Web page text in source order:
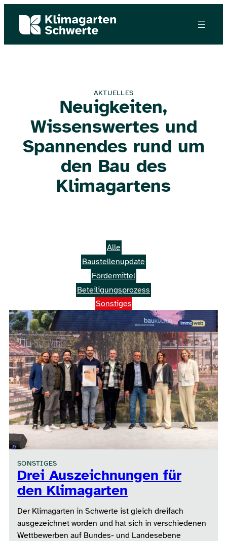
AKTUELLES
Neuigkeiten,
Wissenswertes und
Spannendes rund um
den Bau des
Klimagartens
Alle
Baustellenupdate
Fördermittel
Beteiligungsprozess
Sonstiges
SONSTIGES
Drei Auszeichnungen für
den Klimagarten
Der Klimagarten in Schwerte ist gleich dreifach
ausgezeichnet worden und hat sich in verschiedenen
Wettbewerben auf Bundes- und Landesebene